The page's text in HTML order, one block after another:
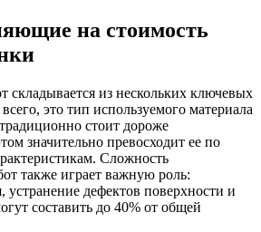
на стоимость
складывается из нескольких ключевых
это тип используемого материала
стоит дороже
значительно превосходит ее по
Сложность
также играет важную роль:
устранение дефектов поверхности и
составить до 40% от общей